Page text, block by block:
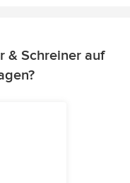
& Schreiner auf